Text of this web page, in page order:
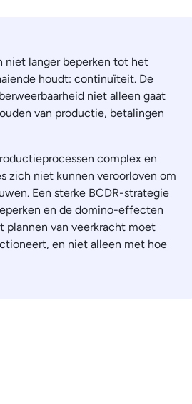
niet langer beperken tot het
houdt: continuïteit. De
niet alleen gaat
van productie, betalingen
complex en
zich niet kunnen veroorloven om
Een sterke BCDR-strategie
en de domino-effecten
plannen van veerkracht moet
en niet alleen met hoe